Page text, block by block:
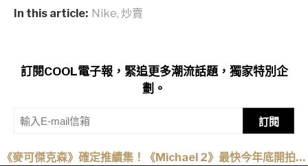
In this article: Nike, 炒賣
訂閱COOL電子報，緊追更多潮流話題，獨家特別企
劃。
訂閱
《麥可傑克森》確定推續集！《Michael 2》最快今年底開拍、